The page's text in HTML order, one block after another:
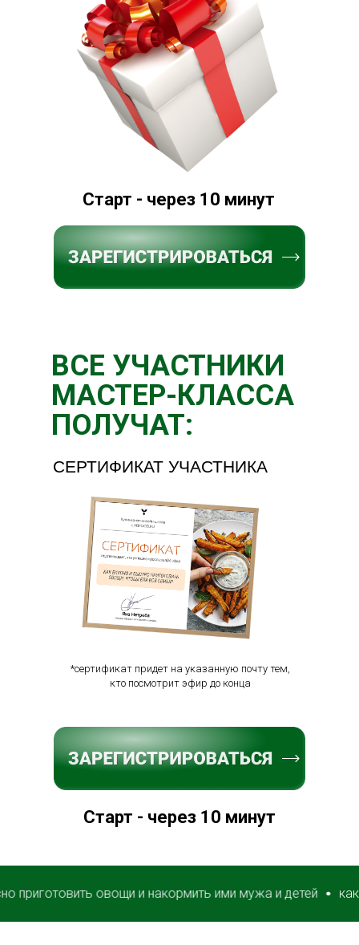
Старт - через 10 минут
СЕРТИФИКАТ УЧАСТНИКА
*сертификат придет на указанную почту тем,
кто посмотрит эфир до конца
ВСЕ УЧАСТНИКИ
МАСТЕР-КЛАССА
ПОЛУЧАТ:
Старт - через 10 минут
овощи и накормить ими мужа и детей как